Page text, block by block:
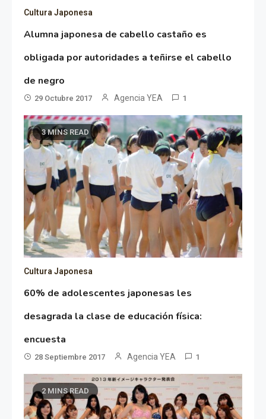
Cultura Japonesa
Alumna japonesa de cabello castaño es
obligada por autoridades a teñirse el cabello
de negro
29 Octubre 2017 Agencia YEA 1
3 MINS READ
Cultura Japonesa
60% de adolescentes japonesas les
desagrada la clase de educación física:
encuesta
28 Septiembre 2017 Agencia YEA 1
2 MINS READ